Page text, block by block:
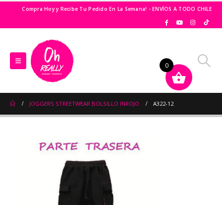
Compra Hoy y Recibe Tu Pedido En La Semana! - ENVÍOS A TODO CHILE
JOGGERS STREETWEAR BOLSILLO INROJO A322-12
0